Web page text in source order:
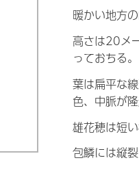
暖かい地方
高さは20メ
っておちる。
葉は扁平な
色、中脈が
雄花穂は短
包鱗には縦